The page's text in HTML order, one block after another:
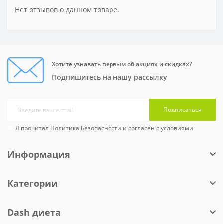
Нет отзывов о данном товаре.
Хотите узнавать первым об акциях и скидках?
Подпишитесь на нашу рассылку
Подписаться
Я прочитал Политика Безопасности и согласен с условиями
Информация
Категории
Dash диета